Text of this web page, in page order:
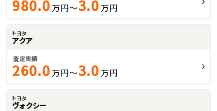
980.0 万円～3.0 万円
トヨタ
アクア
査定実績
260.0 万円～3.0 万円
トヨタ
ヴォクシー